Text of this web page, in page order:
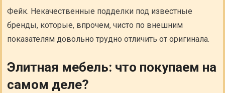
Фейк. Некачественные подделки под известные
бренды, которые, впрочем, чисто по внешним
показателям довольно трудно отличить от оригинала.
Элитная мебель: что покупаем на
самом деле?